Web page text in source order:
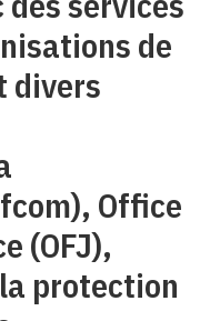
de
divers
Office
(OFJ),
protection